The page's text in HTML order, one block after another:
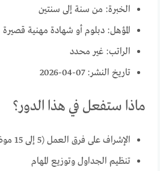
الخبرة: من سنة إلى سنتين
المؤهل: دبلوم أو شهادة مهنية قصيرة
الراتب: غير محدد
تاريخ النشر: 07-04-2026
ماذا ستفعل في هذا الدور؟
الإشراف على فرق العمل (5 إلى 15 موظف)
تنظيم الجداول وتوزيع المهام